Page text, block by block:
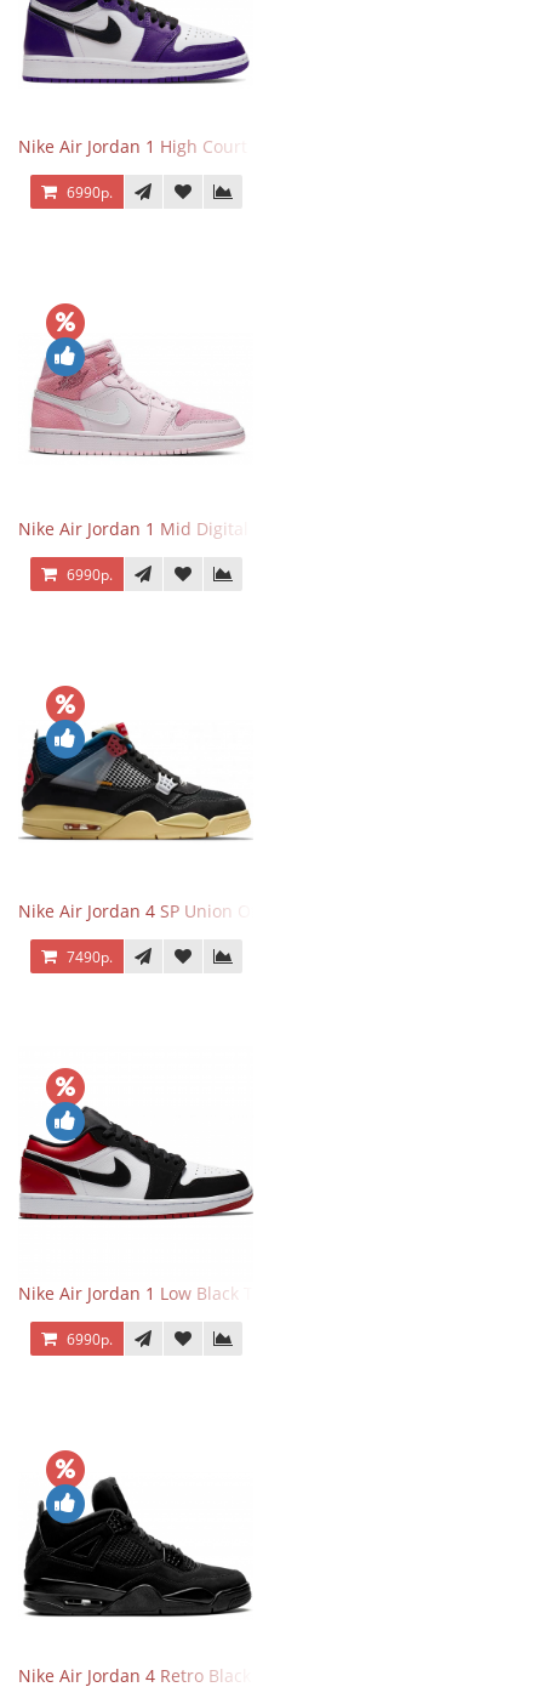
Nike Air Jordan 1 High Court Purple 2.0
6990р.
Nike Air Jordan 1 Mid Digital Pink
6990р.
Nike Air Jordan 4 SP Union Off Noir
7490р.
Nike Air Jordan 1 Low Black Toe
6990р.
Nike Air Jordan 4 Retro Black Cat